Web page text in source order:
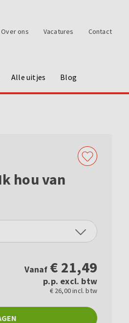
Over ons Vacatures Contact
Alle uitjes Blog
hou van
Vanaf € 21,49
p.p. excl. btw
€ 26,00 incl. btw